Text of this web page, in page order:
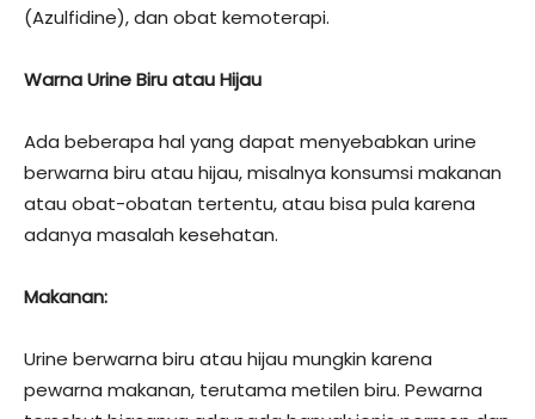
(Azulfidine), dan obat kemoterapi.
Warna Urine Biru atau Hijau
Ada beberapa hal yang dapat menyebabkan urine
berwarna biru atau hijau, misalnya konsumsi makanan
atau obat-obatan tertentu, atau bisa pula karena
adanya masalah kesehatan.
Makanan:
Urine berwarna biru atau hijau mungkin karena
pewarna makanan, terutama metilen biru. Pewarna